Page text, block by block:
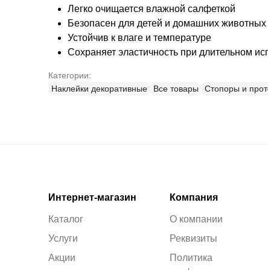
Легко очищается влажной салфеткой
Безопасен для детей и домашних животных
Устойчив к влаге и температуре
Сохраняет эластичность при длительном
Категории:
Наклейки декоративные
Все товары Стопоры и
Интернет-магазин
Каталог
Услуги
Акции
Компания
О компании
Реквизиты
Политика